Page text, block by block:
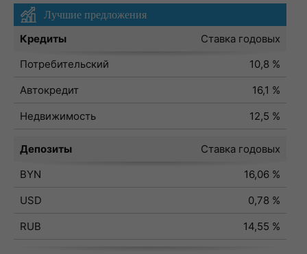
Лучшие предложения
Кредиты
Ставка годовых
Потребительский
10,8 %
Автокредит
16,1 %
Недвижимость
12,5 %
Депозиты
Ставка годовых
BYN
16,06 %
USD
0,78 %
RUB
14,55 %